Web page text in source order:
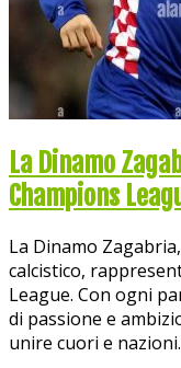
La Dinamo
Champions
La Dinamo
calcistico,
League. Con ogni
di passione e
unire cuori e nazioni.